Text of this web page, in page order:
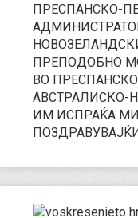
ПРЕСПАНСКО-
ПРЕПОДОБНО
ВО
АВСТРАЛИСКО-
ИМ ИСПРАЌА